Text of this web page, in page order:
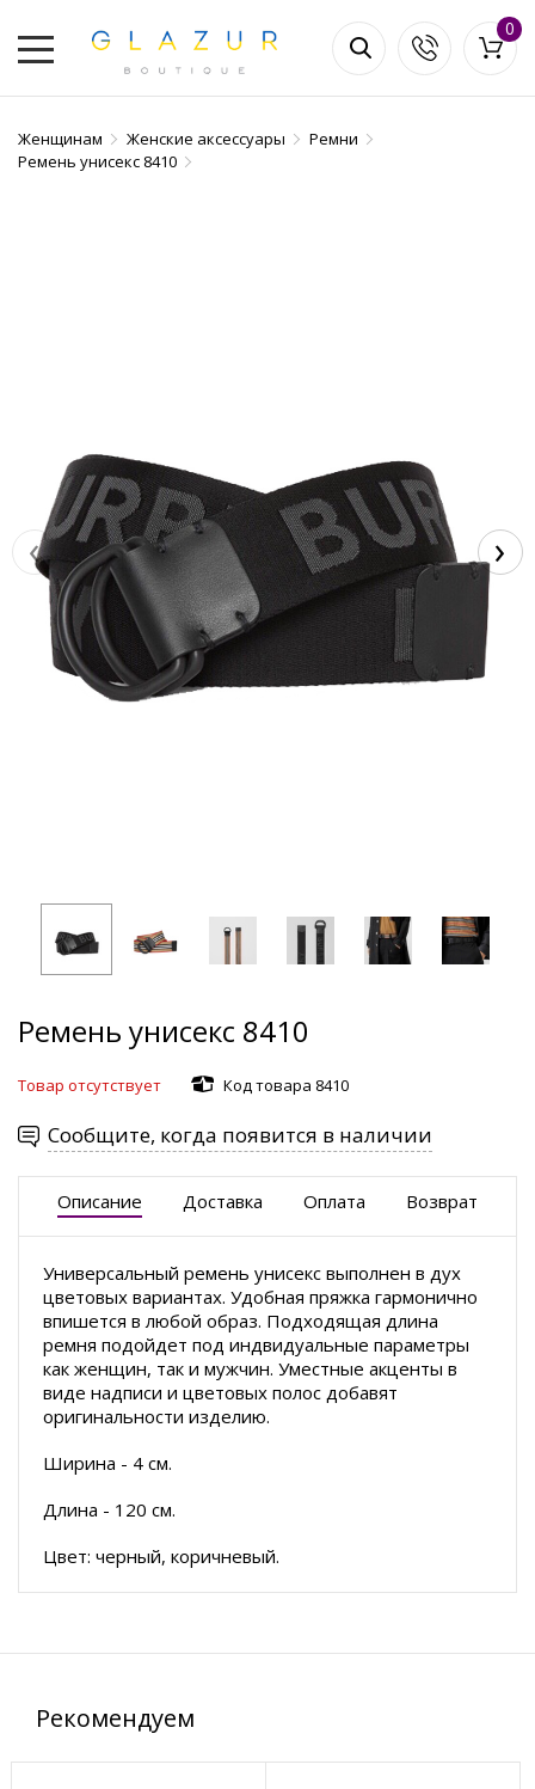
0
Женщинам Женские аксессуары
Ремни
Ремень унисекс 8410
‹ ›
Ремень унисекс 8410
Товар отсутствует Код товара 8410
Сообщите, когда появится в наличии
Описание Доставка Оплата Возврат
Универсальный ремень унисекс выполнен в дух
цветовых вариантах. Удобная пряжка гармонично
впишется в любой образ. Подходящая длина
ремня подойдет под индвидуальные параметры
как женщин, так и мужчин. Уместные акценты в
виде надписи и цветовых полос добавят
оригинальности изделию.
Ширина - 4 см.
Длина - 120 см.
Цвет: черный, коричневый.
Рекомендуем